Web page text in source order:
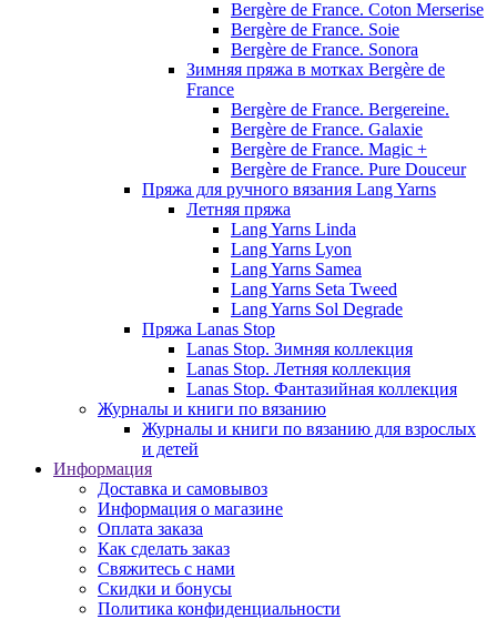
Bergère de France. Coton Merserise
Bergère de France. Soie
Bergère de France. Sonora
Зимняя пряжа в мотках Bergère de
France
Bergère de France. Bergereine.
Bergère de France. Galaxie
Bergère de France. Magic +
Bergère de France. Pure Douceur
Пряжа для ручного вязания Lang Yarns
Летняя пряжа
Lang Yarns Linda
Lang Yarns Lyon
Lang Yarns Samea
Lang Yarns Seta Tweed
Lang Yarns Sol Degrade
Пряжа Lanas Stop
Lanas Stop. Зимняя коллекция
Lanas Stop. Летняя коллекция
Lanas Stop. Фантазийная коллекция
Журналы и книги по вязанию
Журналы и книги по вязанию для взрослых
и детей
Информация
Доставка и самовывоз
Информация о магазине
Оплата заказа
Как сделать заказ
Свяжитесь с нами
Скидки и бонусы
Политика конфиденциальности